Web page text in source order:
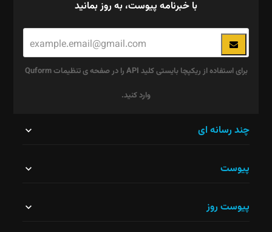
با خبرنامه پیوست، به روز بمانید
برای استفاده از ریکپچا بایستی کلید API را در صفحه ی تنظیمات Quform
وارد کنید.
نباید
چند رسانه ای
پیوست
پیوست روز